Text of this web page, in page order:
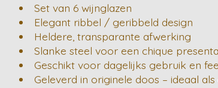
Set van 6 wijnglazen
Elegant ribbel / geribbeld design
Heldere, transparante afwerking
Slanke steel voor een chique
Geschikt voor dagelijks gebruik en
Geleverd in originele doos – ideaal als